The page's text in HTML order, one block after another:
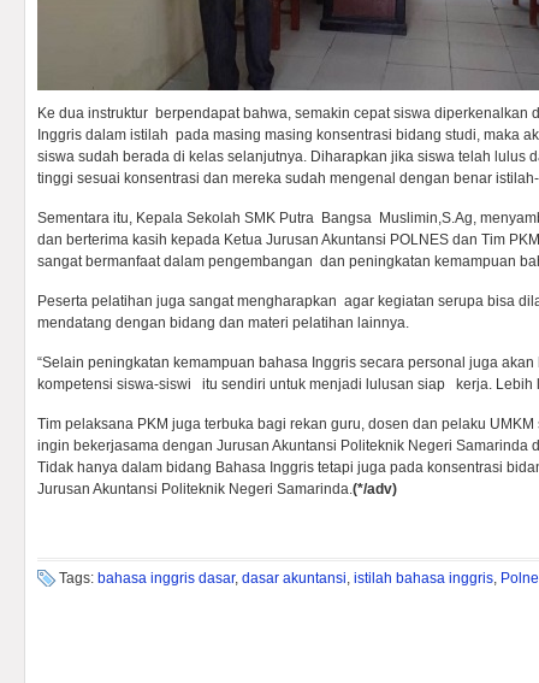
Ke dua instruktur berpendapat bahwa, semakin cepat siswa diperkenalkan
Inggris dalam istilah pada masing masing konsentrasi bidang studi, maka
siswa sudah berada di kelas selanjutnya. Diharapkan jika siswa telah lulus
tinggi sesuai konsentrasi dan mereka sudah mengenal dengan benar
Sementara itu, Kepala Sekolah SMK Putra Bangsa Muslimin,S.Ag,
dan berterima kasih kepada Ketua Jurusan Akuntansi POLNES dan Tim
sangat bermanfaat dalam pengembangan dan peningkatan kemampuan
Peserta pelatihan juga sangat mengharapkan agar kegiatan serupa bisa
mendatang dengan bidang dan materi pelatihan lainnya.
“Selain peningkatan kemampuan bahasa Inggris secara personal juga
kompetensi siswa-siswi itu sendiri untuk menjadi lulusan siap kerja. Lebih
Tim pelaksana PKM juga terbuka bagi rekan guru, dosen dan pelaku
ingin bekerjasama dengan Jurusan Akuntansi Politeknik Negeri Samarinda
Tidak hanya dalam bidang Bahasa Inggris tetapi juga pada konsentrasi
Jurusan Akuntansi Politeknik Negeri Samarinda.(*/adv)
Tags: bahasa inggris dasar, dasar akuntansi, istilah bahasa inggris,